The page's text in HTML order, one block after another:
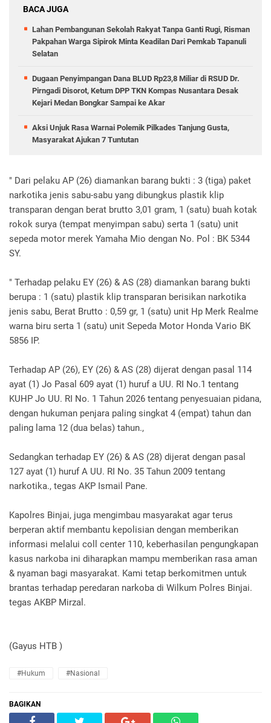
BACA JUGA
Lahan Pembangunan Sekolah Rakyat Tanpa Ganti Rugi, Risman
Pakpahan Warga Sipirok Minta Keadilan Dari Pemkab Tapanuli
Selatan
Dugaan Penyimpangan Dana BLUD Rp23,8 Miliar di RSUD Dr.
Pirngadi Disorot, Ketum DPP TKN Kompas Nusantara Desak
Kejari Medan Bongkar Sampai ke Akar
Aksi Unjuk Rasa Warnai Polemik Pilkades Tanjung Gusta,
Masyarakat Ajukan 7 Tuntutan
" Dari pelaku AP (26) diamankan barang bukti : 3 (tiga) paket
narkotika jenis sabu-sabu yang dibungkus plastik klip
transparan dengan berat brutto 3,01 gram, ‎1 (satu) buah kotak
rokok surya (tempat menyimpan sabu) serta 1 (satu) unit
sepeda motor merek Yamaha Mio dengan No. Pol : BK 5344
SY.
‎" Terhadap pelaku EY (26) & AS (28) diamankan barang bukti
berupa : 1 (satu) plastik klip transparan berisikan narkotika
jenis sabu, Berat Brutto : 0,59 gr, 1 (satu) unit Hp Merk Realme
warna biru serta 1 (satu) unit Sepeda Motor Honda Vario BK
5856 IP.
Terhadap AP (26), EY (26) & AS (28) dijerat dengan pasal 114
ayat (1) Jo Pasal 609 ayat (1) huruf a UU. RI No.1 tentang
KUHP Jo UU. RI No. 1 Tahun 2026 tentang penyesuaian pidana,
dengan hukuman penjara paling singkat 4 (empat) tahun dan
paling lama 12 (dua belas) tahun.,
Sedangkan terhadap EY (26) & AS (28) dijerat dengan pasal
127 ayat (1) huruf A UU. RI No. 35 Tahun 2009 tentang
narkotika., tegas AKP Ismail Pane.
Kapolres Binjai, juga mengimbau masyarakat agar terus
berperan aktif membantu kepolisian dengan memberikan
informasi melalui coll center 110, keberhasilan pengungkapan
kasus narkoba ini diharapkan mampu memberikan rasa aman
& nyaman bagi masyarakat. Kami tetap berkomitmen untuk
brantas terhadap peredaran narkoba di Wilkum Polres Binjai.
tegas AKBP Mirzal.
(Gayus HTB )
#Hukum #Nasional
BAGIKAN